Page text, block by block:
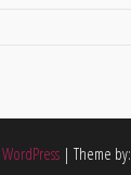
WordPress | Theme by: